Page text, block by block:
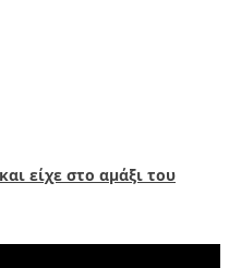
είχε στο αμάξι του